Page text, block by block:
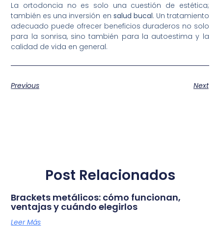
La ortodoncia no es solo una cuestión de estética;
también es una inversión en salud bucal. Un tratamiento
adecuado puede ofrecer beneficios duraderos no solo
para la sonrisa, sino también para la autoestima y la
calidad de vida en general.
Previous Next
Post Relacionados
Brackets metálicos: cómo funcionan,
ventajas y cuándo elegirlos
Leer Más